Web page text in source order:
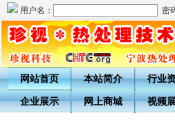
用户名： 密
网站首页 本站简介 行业
企业展示 网上商城 视频